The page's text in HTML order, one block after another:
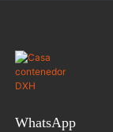
WhatsApp